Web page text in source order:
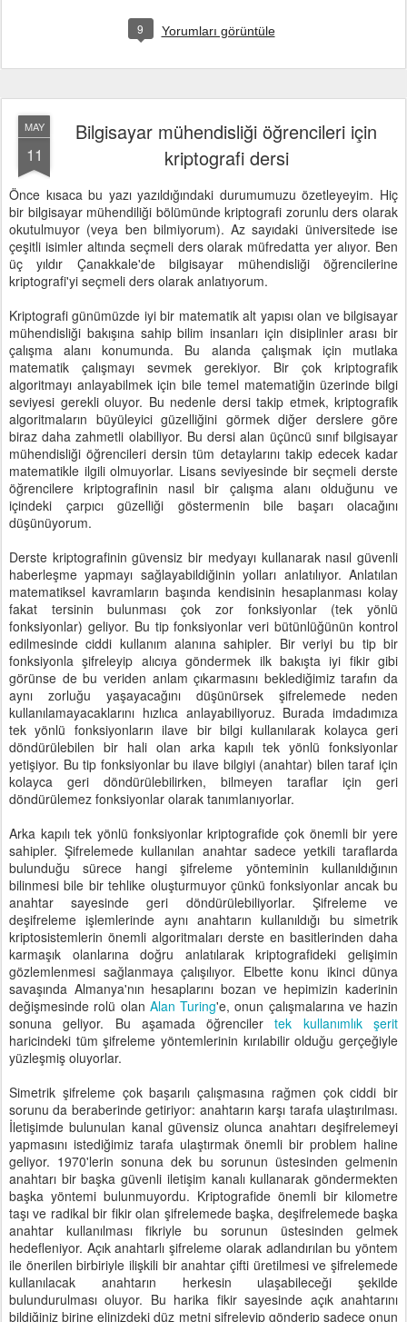
9 Yorumları görüntüle
MAY
11
Bilgisayar mühendisliği öğrencileri için
kriptografi dersi
Önce kısaca bu yazı yazıldığındaki durumumuzu özetleyeyim. Hiç
bir bilgisayar mühendiliği bölümünde kriptografi zorunlu ders olarak
okutulmuyor (veya ben bilmiyorum). Az sayıdaki üniversitede ise
çeşitli isimler altında seçmeli ders olarak müfredatta yer alıyor. Ben
üç yıldır Çanakkale'de bilgisayar mühendisliği öğrencilerine
kriptografi'yi seçmeli ders olarak anlatıyorum.
Kriptografi günümüzde iyi bir matematik alt yapısı olan ve bilgisayar
mühendisliği bakışına sahip bilim insanları için disiplinler arası bir
çalışma alanı konumunda. Bu alanda çalışmak için mutlaka
matematik çalışmayı sevmek gerekiyor. Bir çok kriptografik
algoritmayı anlayabilmek için bile temel matematiğin üzerinde bilgi
seviyesi gerekli oluyor. Bu nedenle dersi takip etmek, kriptografik
algoritmaların büyüleyici güzelliğini görmek diğer derslere göre
biraz daha zahmetli olabiliyor. Bu dersi alan üçüncü sınıf bilgisayar
mühendisliği öğrencileri dersin tüm detaylarını takip edecek kadar
matematikle ilgili olmuyorlar. Lisans seviyesinde bir seçmeli derste
öğrencilere kriptografinin nasıl bir çalışma alanı olduğunu ve
içindeki çarpıcı güzelliği göstermenin bile başarı olacağını
düşünüyorum.
Derste kriptografinin güvensiz bir medyayı kullanarak nasıl güvenli
haberleşme yapmayı sağlayabildiğinin yolları anlatılıyor. Anlatılan
matematiksel kavramların başında kendisinin hesaplanması kolay
fakat tersinin bulunması çok zor fonksiyonlar (tek yönlü
fonksiyonlar) geliyor. Bu tip fonksiyonlar veri bütünlüğünün kontrol
edilmesinde ciddi kullanım alanına sahipler. Bir veriyi bu tip bir
fonksiyonla şifreleyip alıcıya göndermek ilk bakışta iyi fikir gibi
görünse de bu veriden anlam çıkarmasını beklediğimiz tarafın da
aynı zorluğu yaşayacağını düşünürsek şifrelemede neden
kullanılamayacaklarını hızlıca anlayabiliyoruz. Burada imdadımıza
tek yönlü fonksiyonların ilave bir bilgi kullanılarak kolayca geri
döndürülebilen bir hali olan arka kapılı tek yönlü fonksiyonlar
yetişiyor. Bu tip fonksiyonlar bu ilave bilgiyi (anahtar) bilen taraf için
kolayca geri döndürülebilirken, bilmeyen taraflar için geri
döndürülemez fonksiyonlar olarak tanımlanıyorlar.
Arka kapılı tek yönlü fonksiyonlar kriptografide çok önemli bir yere
sahipler. Şifrelemede kullanılan anahtar sadece yetkili taraflarda
bulunduğu sürece hangi şifreleme yönteminin kullanıldığının
bilinmesi bile bir tehlike oluşturmuyor çünkü fonksiyonlar ancak bu
anahtar sayesinde geri döndürülebiliyorlar. Şifreleme ve
deşifreleme işlemlerinde aynı anahtarın kullanıldığı bu simetrik
kriptosistemlerin önemli algoritmaları derste en basitlerinden daha
karmaşık olanlarına doğru anlatılarak kriptografideki gelişimin
gözlemlenmesi sağlanmaya çalışılıyor. Elbette konu ikinci dünya
savaşında Almanya'nın hesaplarını bozan ve hepimizin kaderinin
değişmesinde rolü olan Alan Turing'e, onun çalışmalarına ve hazin
sonuna geliyor. Bu aşamada öğrencilertek kullanımlık şerit
haricindeki tüm şifreleme yöntemlerinin kırılabilir olduğu gerçeğiyle
yüzleşmiş oluyorlar.
Simetrik şifreleme çok başarılı çalışmasına rağmen çok ciddi bir
sorunu da beraberinde getiriyor: anahtarın karşı tarafa ulaştırılması.
İletişimde bulunulan kanal güvensiz olunca anahtarı deşifrelemeyi
yapmasını istediğimiz tarafa ulaştırmak önemli bir problem haline
geliyor. 1970'lerin sonuna dek bu sorunun üstesinden gelmenin
anahtarı bir başka güvenli iletişim kanalı kullanarak göndermekten
başka yöntemi bulunmuyordu. Kriptografide önemli bir kilometre
taşı ve radikal bir fikir olan şifrelemede başka, deşifrelemede başka
anahtar kullanılması fikriyle bu sorunun üstesinden gelmek
hedefleniyor. Açık anahtarlı şifreleme olarak adlandırılan bu yöntem
ile önerilen birbiriyle ilişkili bir anahtar çifti üretilmesi ve şifrelemede
kullanılacak anahtarın herkesin ulaşabileceği şekilde
bulundurulması oluyor. Bu harika fikir sayesinde açık anahtarını
bildiğiniz birine elinizdeki düz metni şifreleyip gönderip sadece onun